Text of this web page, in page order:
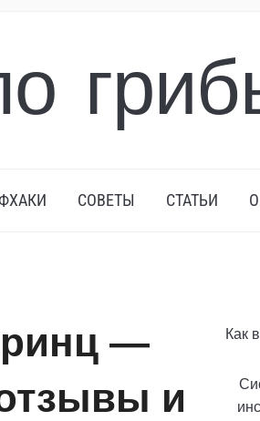
СОВЕТЫ СТАТЬИ
—
и
Как